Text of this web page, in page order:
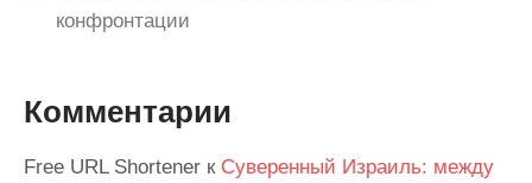
конфронтации
Комментарии
Free URL Shortener к Суверенный Израиль: между